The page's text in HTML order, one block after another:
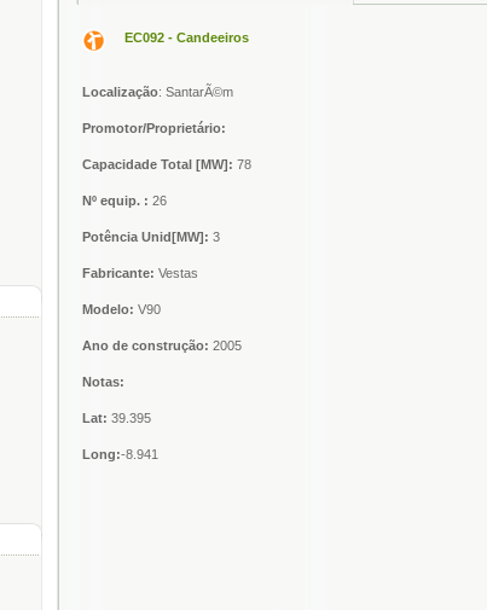
EC092 - Candeeiros
Localização: SantarÃ©m
Promotor/Proprietário:
Capacidade Total [MW]: 78
Nº equip. : 26
Potência Unid[MW]: 3
Fabricante: Vestas
Modelo: V90
Ano de construção: 2005
Notas:
Lat: 39.395
Long:-8.941